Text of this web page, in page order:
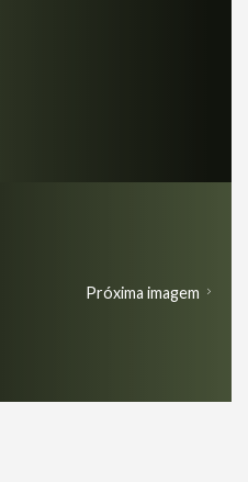
Próxima imagem